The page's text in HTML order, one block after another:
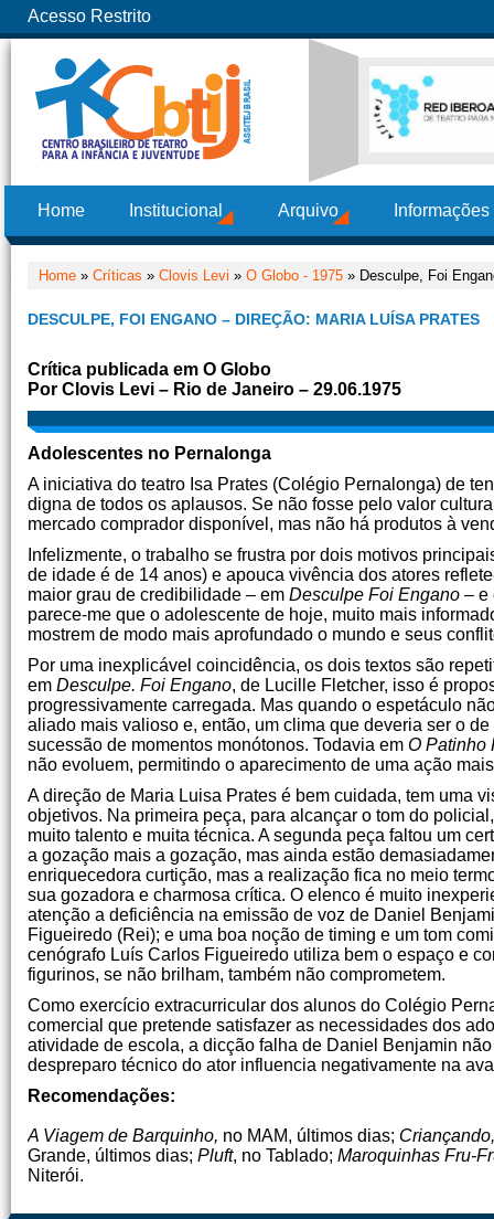
Acesso Restrito
Home Institucional Arquivo
Home » Críticas » Clovis Levi » O Globo - 1975 » Desculpe, Foi
DESCULPE, FOI ENGANO – DIREÇÃO: MARIA LUÍSA PRATES
Crítica publicada em O Globo
Por Clovis Levi – Rio de Janeiro – 29.06.1975
Adolescentes no Pernalonga
A iniciativa do teatro Isa Prates (Colégio Pernalonga) de
digna de todos os aplausos. Se não fosse pelo valor
mercado comprador disponível, mas não há produtos à
Infelizmente, o trabalho se frustra por dois motivos
de idade é de 14 anos) e apouca vivência dos atores
maior grau de credibilidade – em Desculpe Foi Engano – e
parece-me que o adolescente de hoje, muito mais
mostrem de modo mais aprofundado o mundo e seus
Por uma inexplicável coincidência, os dois textos são
em Desculpe. Foi Engano, de Lucille Fletcher, isso é
progressivamente carregada. Mas quando o espetáculo
aliado mais valioso e, então, um clima que deveria ser o
sucessão de momentos monótonos. Todavia em O Patinho
não evoluem, permitindo o aparecimento de uma ação
A direção de Maria Luisa Prates é bem cuidada, tem uma
objetivos. Na primeira peça, para alcançar o tom do
muito talento e muita técnica. A segunda peça faltou um
a gozação mais a gozação, mas ainda estão
enriquecedora curtição, mas a realização fica no meio
sua gozadora e charmosa crítica. O elenco é muito
atenção a deficiência na emissão de voz de Daniel
Figueiredo (Rei); e uma boa noção de timing e um tom
cenógrafo Luís Carlos Figueiredo utiliza bem o espaço e
figurinos, se não brilham, também não comprometem.
Como exercício extracurricular dos alunos do Colégio
comercial que pretende satisfazer as necessidades dos
atividade de escola, a dicção falha de Daniel Benjamin
despreparo técnico do ator influencia negativamente na
Recomendações:
A Viagem de Barquinho, no MAM, últimos dias; Criançando,
Grande, últimos dias; Pluft, no Tablado; Maroquinhas Fru-
Niterói.